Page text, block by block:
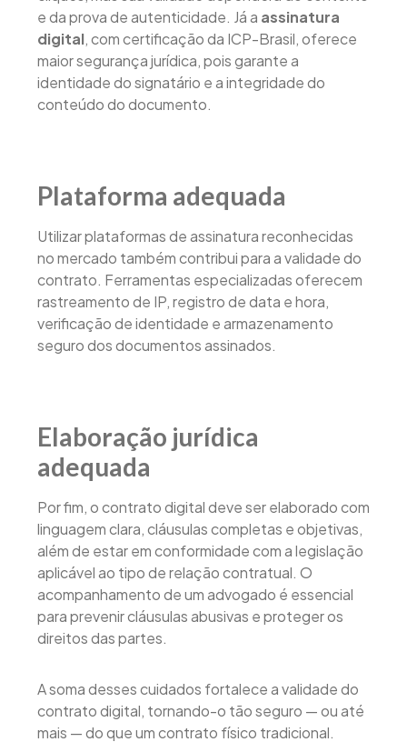
e da prova de autenticidade. Já a assinatura
digital, com certificação da ICP-Brasil, oferece
maior segurança jurídica, pois garante a
identidade do signatário e a integridade do
conteúdo do documento.
Plataforma adequada
Utilizar plataformas de assinatura reconhecidas
no mercado também contribui para a validade do
contrato. Ferramentas especializadas oferecem
rastreamento de IP, registro de data e hora,
verificação de identidade e armazenamento
seguro dos documentos assinados.
Elaboração jurídica
adequada
Por fim, o contrato digital deve ser elaborado com
linguagem clara, cláusulas completas e objetivas,
além de estar em conformidade com a legislação
aplicável ao tipo de relação contratual. O
acompanhamento de um advogado é essencial
para prevenir cláusulas abusivas e proteger os
direitos das partes.
A soma desses cuidados fortalece a validade do
contrato digital, tornando-o tão seguro — ou até
mais — do que um contrato físico tradicional.